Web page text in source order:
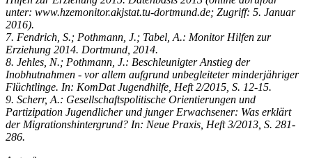
unter: www.hzemonitor.akjstat.tu-dortmund.de; ­Zugriff: 5. Januar
2016).
7. Fendrich, S.; Pothmann, J.; Tabel, A.: Monitor Hilfen zur
Erziehung 2014. Dortmund, 2014.
8. Jehles, N.; Pothmann, J.: Beschleunigter Anstieg der
Inobhutnahmen - vor allem aufgrund unbegleiteter minderjähriger
Flüchtlinge. In: KomDat Jugendhilfe, Heft 2/2015, S. 12-15.
9. Scherr, A.: Gesellschaftspolitische Orientierungen und
Partizipation Jugendlicher und junger Erwachsener: Was erklärt
der Migra­tionshintergrund? In: Neue Praxis, Heft 3/2013, S. 281-
286.